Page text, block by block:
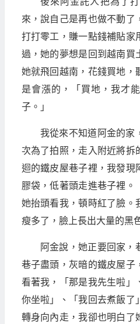
來，說自己是再也做不動了
打打零工，賺一點錢補貼家
過，她的夢想是回到越南買
她就飛回越南，花錢買地，
是會漲的，「買地，我才
子。」
我從來不知道阿金的家
次為了拍照，走入附近將拆
迴的鐵皮屋巷子裡，我發現
膠袋，低著頭走進巷子裡。
她抬頭看我，頓時紅了臉。
瘦多了，臉上長出大量的黑
阿金說，她正要回家，
巷子盡頭，灰暗的鐵皮屋子
看著我，「那是我先生啦」
你坐啦」、「我回去煮飯了
轉身向內走，我卻也明白了